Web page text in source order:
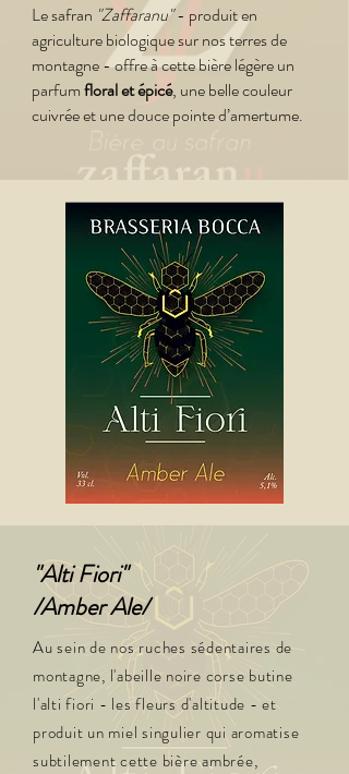
Le safran "Zaffaranu"- produit en
agriculture biologique sur nos terres de
montagne - offre à cette bière légère un
parfumfloral et épicé, une belle couleur
cuivrée et une douce pointed’amertume.
"Alti Fiori"
/Amber Ale/
Au sein de nos ruches sédentaires de
montagne, l'abeille noire corse butine
l'alti fiori - les fleurs d'altitude - et
produit un miel singulier qui aromatise
subtilement cette bière ambrée,